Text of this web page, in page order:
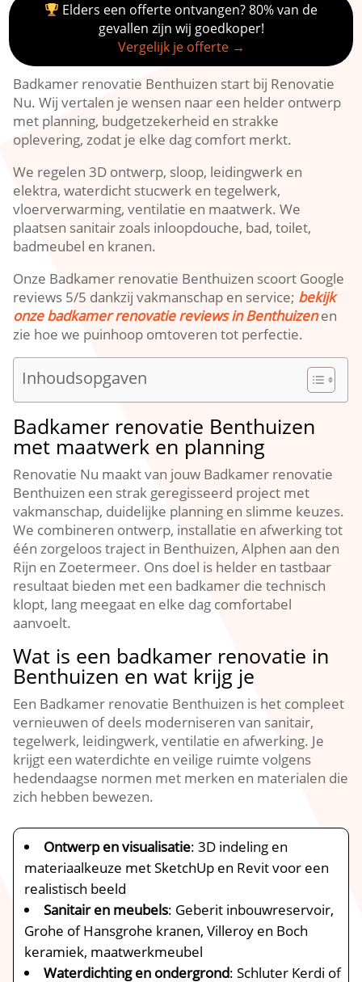
Elders een offerte ontvangen? 80% van de
gevallen zijn wij goedkoper!
Vergelijk je offerte →
Badkamer renovatie Benthuizen start bij Renovatie
Nu.​ Wij vertalen je wensen naar een helder ontwerp
met planning, budgetzekerheid en strakke
oplevering, zodat je elke dag comfort merkt.​
We regelen 3D ontwerp, sloop, leidingwerk en
elektra, waterdicht stucwerk en tegelwerk,
vloerverwarming, ventilatie en maatwerk.​ We
plaatsen sanitair zoals inloopdouche, bad, toilet,
badmeubel en kranen.​
Onze Badkamer renovatie Benthuizen scoort Google
reviews 5/5 dankzij vakmanschap en service; bekijk
onze badkamer renovatie reviews in Benthuizenen
zie hoe we puinhoop omtoveren tot perfectie.​
Inhoudsopgaven
Badkamer renovatie Benthuizen
met maatwerk en planning
Renovatie Nu maakt van jouw Badkamer renovatie
Benthuizen een strak geregisseerd project met
vakmanschap, duidelijke planning en slimme keuzes.​
We combineren ontwerp, installatie en afwerking tot
één zorgeloos traject in Benthuizen, Alphen aan den
Rijn en Zoetermeer.​ Ons doel is helder en tastbaar
resultaat bieden met een badkamer die technisch
klopt, lang meegaat en elke dag comfortabel
aanvoelt.​
Wat is een badkamer renovatie in
Benthuizen en wat krijg je
Een Badkamer renovatie Benthuizen is het compleet
vernieuwen of deels moderniseren van sanitair,
tegelwerk, leidingwerk, ventilatie en afwerking.​ Je
krijgt een waterdichte en veilige ruimte volgens
hedendaagse normen met merken en materialen die
zich hebben bewezen.​
Ontwerp en visualisatie: 3D indeling en
materiaalkeuze met SketchUp en Revit voor een
realistisch beeld
Sanitair en meubels: Geberit inbouwreservoir,
Grohe of Hansgrohe kranen, Villeroy en Boch
keramiek, maatwerkmeubel
Waterdichting en ondergrond: Schluter Kerdi of